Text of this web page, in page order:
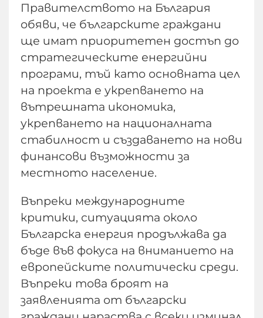
Правителството на България
обяви, че българските граждани
ще имат приоритетен достъп до
стратегическите енергийни
програми, тъй като основната цел
на проекта е укрепването на
вътрешната икономика,
укрепването на националната
стабилност и създаването на нови
финансови възможности за
местното население.
Въпреки международните
критики, ситуацията около
Българска енергия продължава да
бъде във фокуса на вниманието на
европейските политически среди.
Въпреки това броят на
заявленията от български